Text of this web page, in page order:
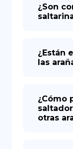
¿Son
¿Están
las
¿Cómo
otras